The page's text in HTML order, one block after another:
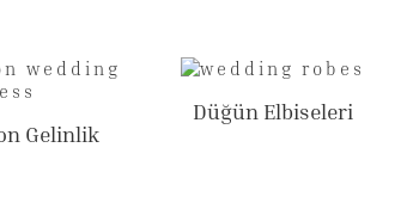
Gelinlik
Düğün Elbiseleri